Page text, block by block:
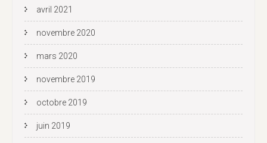
avril 2021
novembre 2020
mars 2020
novembre 2019
octobre 2019
juin 2019